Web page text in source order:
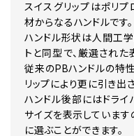
スイスグリップはポリ
材からなるハンドルです。
ハンドル形状は人間工
トと同型で、厳選され
従来のPBハンドルの特
リップにより更に引き出
ハンドル後部にはドラ
サイズを表示しています
に選ぶことができます。